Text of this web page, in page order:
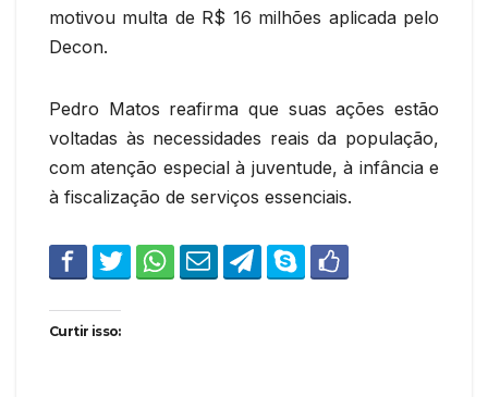
motivou multa de R$ 16 milhões aplicada pelo
Decon.
Pedro Matos reafirma que suas ações estão
voltadas às necessidades reais da população,
com atenção especial à juventude, à infância e
à fiscalização de serviços essenciais.
Curtir isso: